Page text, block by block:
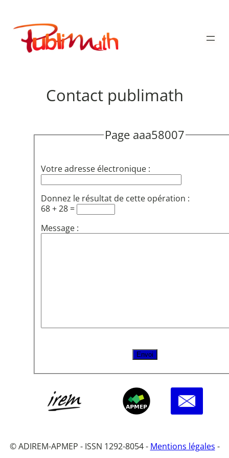
contenu
Publimath
Contact publimath
Page aaa58007
Votre adresse électronique :
Donnez le résultat de cette opération :
68 + 28 =
Message :
© ADIREM-APMEP - ISSN 1292-8054 - Mentions légales -